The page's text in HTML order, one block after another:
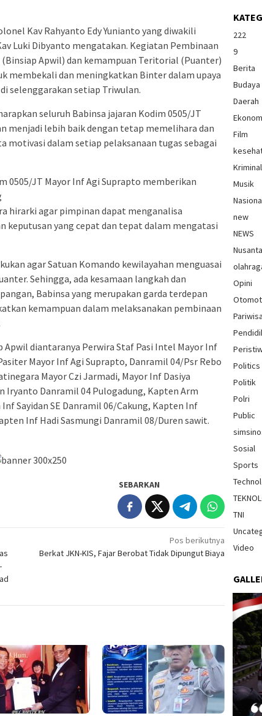
Kav Rahyanto Edy Yunianto yang diwakili
Luki Dibyanto mengatakan. Kegiatan Pembinaan
Apwil) dan kemampuan Teritorial (Puanter)
membekali dan meningkatkan Binter dalam upaya
selenggarakan setiap Triwulan.
seluruh Babinsa jajaran Kodim 0505/JT
menjadi lebih baik dengan tetap memelihara dan
motivasi dalam setiap pelaksanaan tugas sebagai
0505/JT Mayor Inf Agi Suprapto memberikan
hirarki agar pimpinan dapat menganalisa
keputusan yang cepat dan tepat dalam mengatasi
agar Satuan Komando kewilayahan menguasai
Sehingga, ada kesamaan langkah dan
Babinsa yang merupakan garda terdepan
kemampuan dalam melaksanakan pembinaan
diantaranya Perwira Staf Pasi Intel Mayor Inf
Mayor Inf Agi Suprapto, Danramil 04/Psr Rebo
Mayor Czi Jarmadi, Mayor Inf Dasiya
Iryanto Danramil 04 Pulogadung, Kapten Arm
Sayidan SE Danramil 06/Cakung, Kapten Inf
Inf Hadi Sasmungi Danramil 08/Duren sawit.
SEBARKAN
Pos berikutnya
Berkat JKN-KIS, Fajar Berobat Tidak Dipungut Biaya
222
9
Berita
Budaya
Daerah
Film
Kriminal
Musik
new
NEWS
Opini
Politics
Politik
Polri
Public
Sosial
Sports
TNI
Video